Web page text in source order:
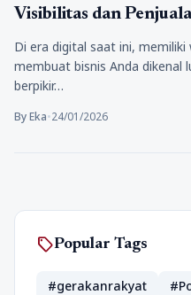
Visibilitas dan
Di era digital saat ini,
membuat bisnis Anda dikenal
berpikir…
By Eka•24/01/2026
sellPopular Tags
#gerakanrakyat